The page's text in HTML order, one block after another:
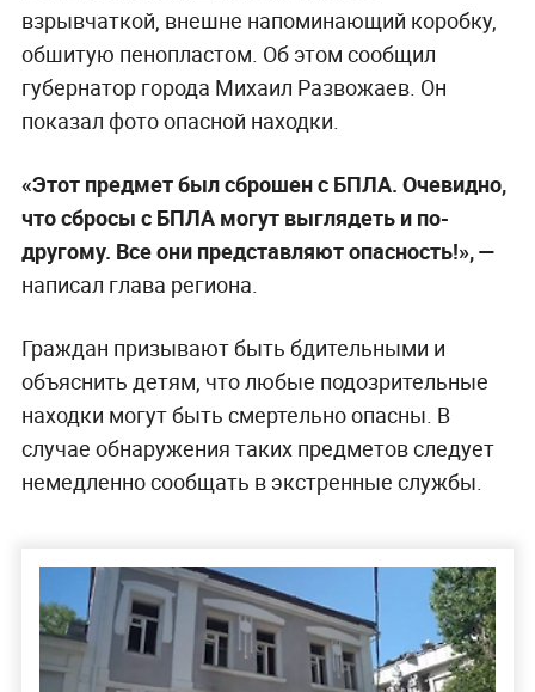
взрывчаткой, внешне напоминающий коробку,
обшитую пенопластом. Об этом сообщил
губернатор города Михаил Развожаев. Он
показал фото опасной находки.
«Этот предмет был сброшен с БПЛА. Очевидно,
что сбросы с БПЛА могут выглядеть и по-
другому. Все они представляют опасность!», —
написал глава региона.
Граждан призывают быть бдительными и
объяснить детям, что любые подозрительные
находки могут быть смертельно опасны. В
случае обнаружения таких предметов следует
немедленно сообщать в экстренные службы.